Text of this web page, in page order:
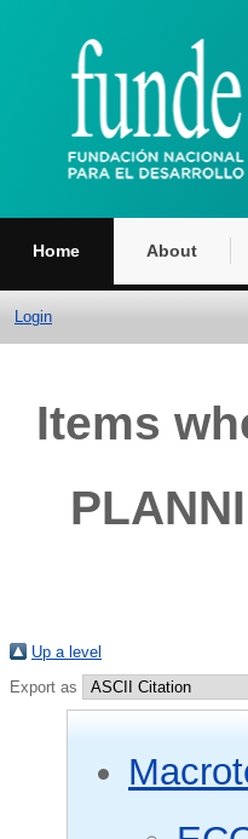
Home About
Login
Items
Up a level
Export as